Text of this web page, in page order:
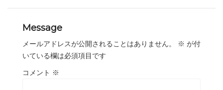
Message
メールアドレスが公開されることはありません。 ※ が付
いている欄は必須項目です
コメント ※